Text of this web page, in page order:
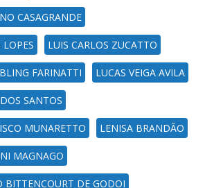
CASAGRANDE
LUIS CARLOS ZUCATTO
FARINATTI LUCAS VEIGA AVILA
SANTOS
MUNARETTO LENISA BRANDÃO
MAGNAGO
BITTENCOURT DE GODOI